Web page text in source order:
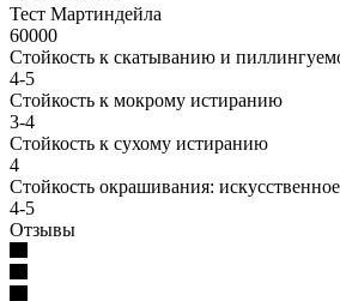
Тест Мартиндейла
60000
Стойкость к скатыванию и
4-5
Стойкость к мокрому истиранию
3-4
Стойкость к сухому истиранию
4
Стойкость окрашивания:
4-5
Отзывы